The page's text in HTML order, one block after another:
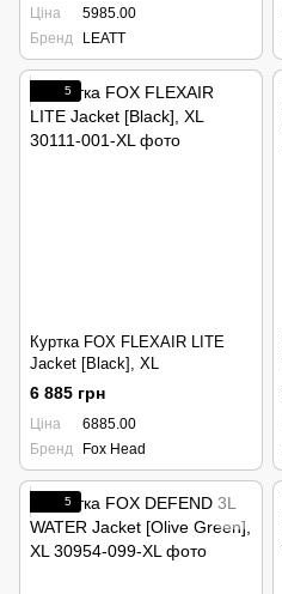
Ціна
5985.00
Бренд
LEATT
5
Куртка FOX FLEXAIR LITE
Jacket [Black], XL
6 885 грн
Ціна
6885.00
Бренд
Fox Head
5